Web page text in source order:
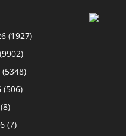
(1927)
(9902)
(5348)
(506)
(8)
(7)